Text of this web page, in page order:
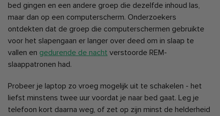
bed gingen en een andere groep die dezelfde inhoud las,
maar dan op een computerscherm. Onderzoekers
ontdekten dat de groep die computerschermen gebruikte
voor het slapengaan er langer over deed om in slaap te
vallen en gedurende de nacht verstoorde REM-
slaappatronen had.
Probeer je laptop zo vroeg mogelijk uit te schakelen - het
liefst minstens twee uur voordat je naar bed gaat. Leg je
telefoon kort daarna weg, of zet op zijn minst de helderheid